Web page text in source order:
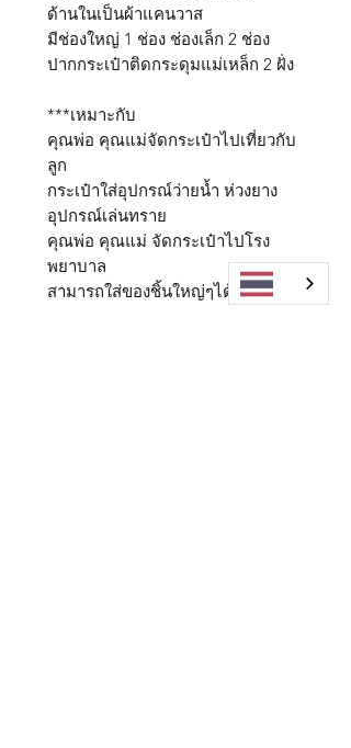
ด้านในเป็นผ้าแคนวาส
มีช่องใหญ่ 1 ช่อง ช่องเล็ก 2 ช่อง
ปากกระเป๋าติดกระดุมแม่เหล็ก 2 ฝั่ง
***เหมาะกับ
คุณพ่อ คุณแม่จัดกระเป๋าไปเที่ยวกับ
ลูก
กระเป๋าใส่อุปกรณ์ว่ายน้ำ ห่วงยาง
อุปกรณ์เล่นทราย
คุณพ่อ คุณแม่ จัดกระเป๋าไปโรง
พยาบาล
สามารถใส่ของชิ้นใหญ่ๆได้ เช่นห่วง